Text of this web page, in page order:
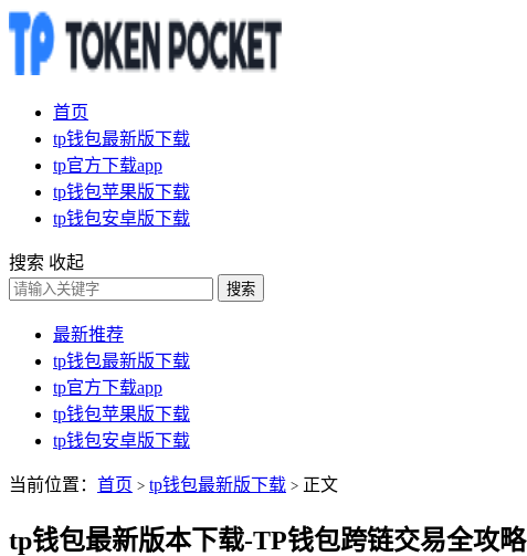
首页
tp钱包最新版下载
tp官方下载app
tp钱包苹果版下载
tp钱包安卓版下载
搜索 收起
搜索
最新推荐
tp钱包最新版下载
tp官方下载app
tp钱包苹果版下载
tp钱包安卓版下载
当前位置： 首页 > tp钱包最新版下载 > 正文
tp钱包最新版本下载-TP钱包跨链交易全攻略